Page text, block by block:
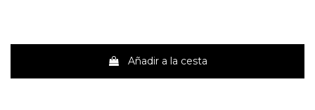
Añadir a la cesta